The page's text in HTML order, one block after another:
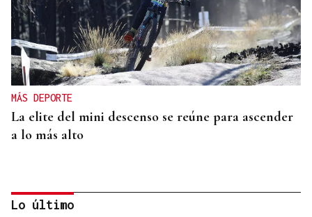
MÁS DEPORTE
La elite del mini descenso se reúne para ascender
a lo más alto
Lo último